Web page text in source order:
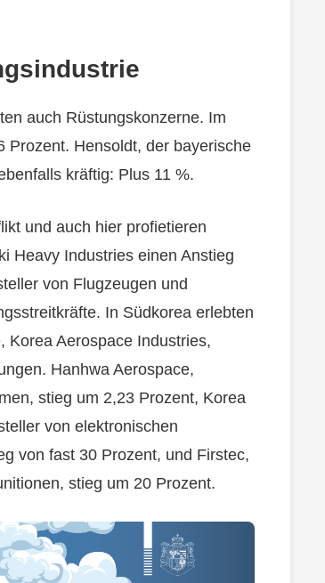
auch Rüstungskonzerne. Im
Prozent. Hensoldt, der bayerische
kräftig: Plus 11 %.
und auch hier profietieren
Heavy Industries einen Anstieg
von Flugzeugen und
In Südkorea erlebten
Korea Aerospace Industries,
Hanhwa Aerospace,
stieg um 2,23 Prozent, Korea
von elektronischen
von fast 30 Prozent, und Firstec,
stieg um 20 Prozent.